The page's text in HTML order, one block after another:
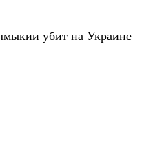
убит на Украине